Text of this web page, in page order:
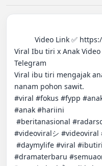
Viral Ibu tiri x Anak
Telegram
Viral ibu tiri mengajak
nanam pohon sawit.
#viral #fokus #fypp
#anak #hariini
#videoviralシ
#dramaterbaru